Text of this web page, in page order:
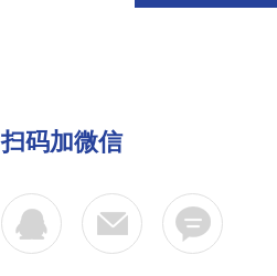
扫码加微信